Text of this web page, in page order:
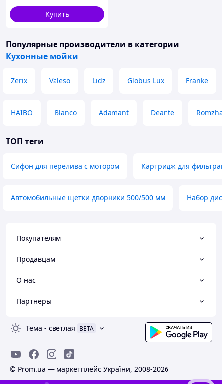
Купить
Популярные производители в категории
Кухонные мойки
Zerix Valeso Lidz Globus Lux Franke
HAIBO Blanco Adamant Deante
ТОП теги
Сифон для перелива с мотором Картридж для
Автомобильные щетки дворники 500/500 мм Набор
Покупателям
Продавцам
О нас
Партнеры
Тема - светлая BETA
© Prom.ua — маркетплейс України, 2008-2026